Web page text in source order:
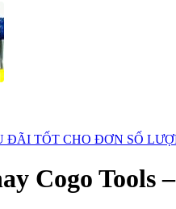
ĐÃI TỐT CHO ĐƠN SỐ
Cogo Tools